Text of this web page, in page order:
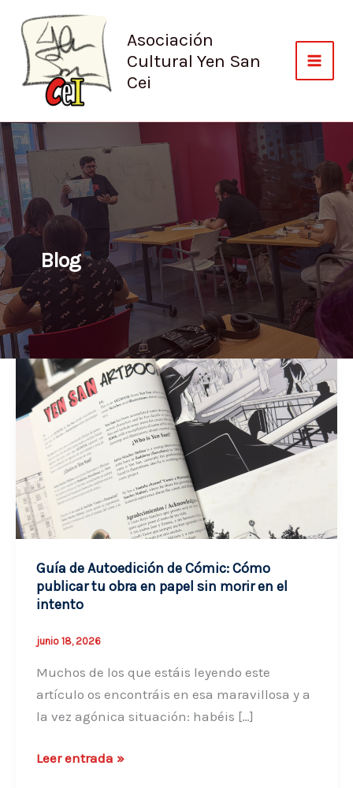
contenido
Asociación
Cultural Yen San
Cei
Blog
Guía de Autoedición de Cómic: Cómo
publicar tu obra en papel sin morir en el
intento
junio 18, 2026
Muchos de los que estáis leyendo este
artículo os encontráis en esa maravillosa y a
la vez agónica situación: habéis […]
Guía
Leer entrada »